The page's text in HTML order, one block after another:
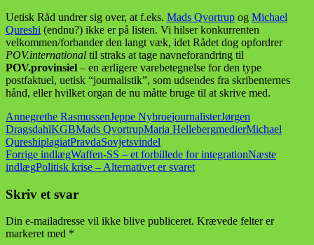
Uetisk Råd undrer sig over, at f.eks. Mads Qvortrup og Michael
Qureshi (endnu?) ikke er på listen. Vi hilser konkurrenten
velkommen/forbander den langt væk, idet Rådet dog opfordrer
POV.international til straks at tage navneforandring til
POV.provinsiel – en ærligere varebetegnelse for den type
postfaktuel, uetisk “journalistik”, som udsendes fra skribenternes
hånd, eller hvilket organ de nu måtte bruge til at skrive med.
Annegrethe RasmussenJeppe NybroejournalisterJørgen
DragsdahlKGBMads QvortrupMaria HellebergmedierMichael
QureshiplagiatPravdaSovjetsvindel
Indlægsnavigation
Forrige indlægWaffen-SS – et forbillede for integrationNæste
indlægPolitisk krise – Alternativet er svaret
Skriv et svar
Din e-mailadresse vil ikke blive publiceret. Krævede felter er
markeret med *